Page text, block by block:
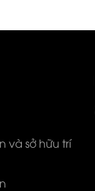
và sở hữu trí